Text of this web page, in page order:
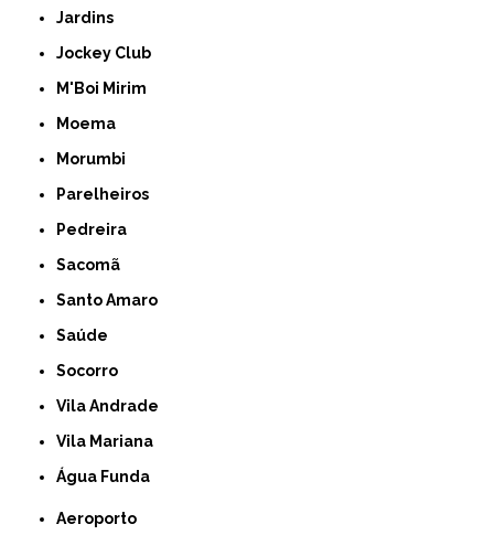
Jardins
Jockey Club
M'Boi Mirim
Moema
Morumbi
Parelheiros
Pedreira
Sacomã
Santo Amaro
Saúde
Socorro
Vila Andrade
Vila Mariana
Água Funda
Aeroporto